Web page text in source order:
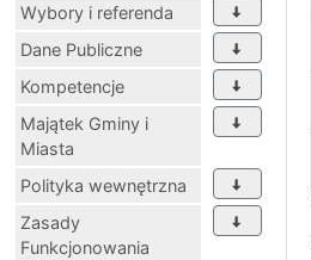
Wybory i referenda
Dane Publiczne
Kompetencje
Majątek Gminy i
Miasta
Polityka wewnętrzna
Zasady
Funkcjonowania